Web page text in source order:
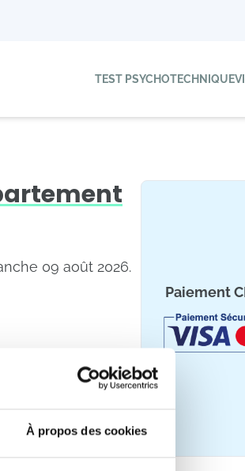
À propos des cookies
TEST PSYCHOTECHNIQUE
09 août 2026.
Paiement